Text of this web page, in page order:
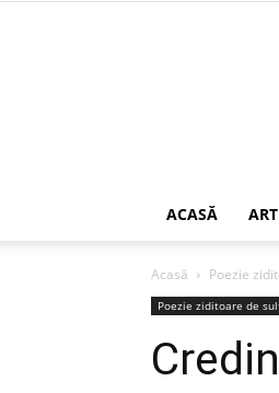
ACASĂ
Acasă Poezie
Poezie ziditoare de